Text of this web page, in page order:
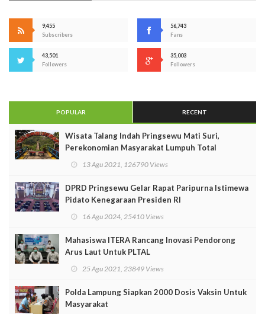
9,455
Subscribers
56,743
Fans
43,501
Followers
35,003
Followers
POPULAR RECENT
Wisata Talang Indah Pringsewu Mati Suri,
Perekonomian Masyarakat Lumpuh Total
13 Agu 2021, 126790 Views
DPRD Pringsewu Gelar Rapat Paripurna Istimewa
Pidato Kenegaraan Presiden RI
16 Agu 2024, 25410 Views
Mahasiswa ITERA Rancang Inovasi Pendorong
Arus Laut Untuk PLTAL
25 Agu 2021, 23849 Views
Polda Lampung Siapkan 2000 Dosis Vaksin Untuk
Masyarakat